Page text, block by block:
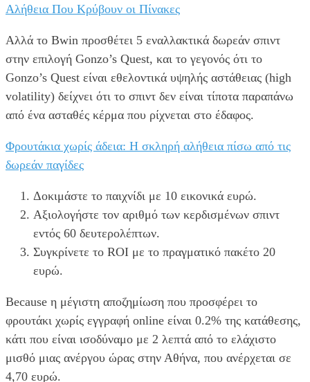
Αλήθεια Που Κρύβουν οι Πίνακες
Αλλά το Bwin προσθέτει 5 εναλλακτικά δωρεάν σπιντ
στην επιλογή Gonzo’s Quest, και το γεγονός ότι το
Gonzo’s Quest είναι εθελοντικά υψηλής αστάθειας (high
volatility) δείχνει ότι το σπιντ δεν είναι τίποτα παραπάνω
από ένα ασταθές κέρμα που ρίχνεται στο έδαφος.
Φρουτάκια χωρίς άδεια: Η σκληρή αλήθεια πίσω από τις
δωρεάν παγίδες
Δοκιμάστε το παιχνίδι με 10 εικονικά ευρώ.
Αξιολογήστε τον αριθμό των κερδισμένων σπιντ
εντός 60 δευτερολέπτων.
Συγκρίνετε το ROI με το πραγματικό πακέτο 20
ευρώ.
Because η μέγιστη αποζημίωση που προσφέρει το
φρουτάκι χωρίς εγγραφή online είναι 0.2% της κατάθεσης,
κάτι που είναι ισοδύναμο με 2 λεπτά από το ελάχιστο
μισθό μιας ανέργου ώρας στην Αθήνα, που ανέρχεται σε
4,70 ευρώ.